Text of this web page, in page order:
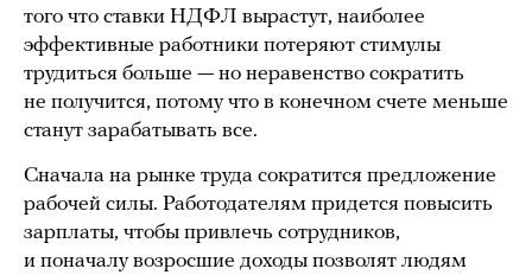
того что ставки НДФЛ вырастут, наиболее
эффективные работники потеряют стимулы
трудиться больше — но неравенство сократить
не получится, потому что в конечном счете меньше
станут зарабатывать все.
Сначала на рынке труда сократится предложение
рабочей силы. Работодателям придется повысить
зарплаты, чтобы привлечь сотрудников,
и поначалу возросшие доходы позволят людям